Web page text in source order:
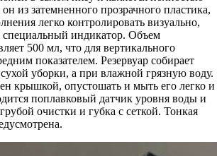
из затемненного прозрачного пластика,
легко контролировать визуально,
специальный индикатор. Объем
500 мл, что для вертикального
показателем. Резервуар собирает
уборки, а при влажной грязную воду.
крышкой, опустошать и мыть его легко и
поплавковый датчик уровня воды и
очистки и губка с сеткой. Тонкая